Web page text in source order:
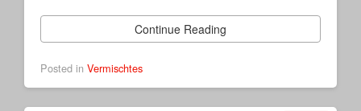
Continue Reading
Posted in Vermischtes